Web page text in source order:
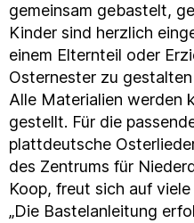
gemeinsam gebastelt,
Kinder sind herzlich
einem Elternteil oder
Osternester zu
Alle Materialien werden
gestellt. Für die
plattdeutsche
des Zentrums für
Koop, freut sich auf
„Die Bastelanleitung